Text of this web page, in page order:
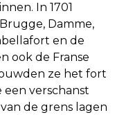
In 1701
Damme,
en de
ook de Franse
ze het fort
een verschanst
de grens lagen